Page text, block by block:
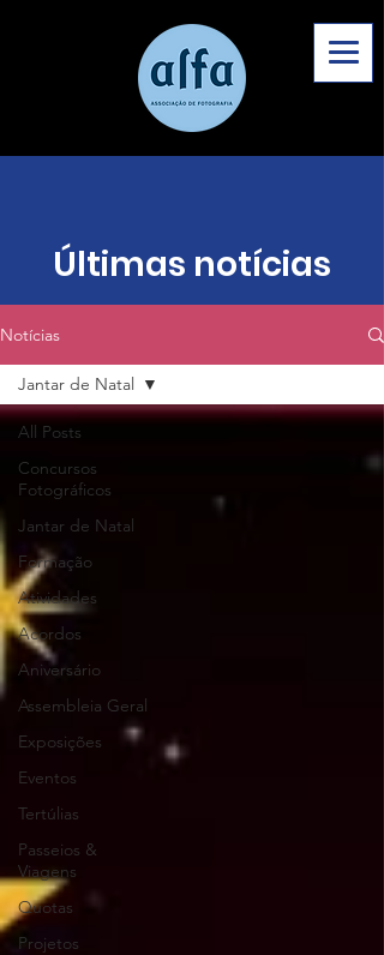
Últimas notícias
Notícias
All Posts
Concursos
Fotográficos
Jantar de Natal
Formação
Atividades
Acordos
Aniversário
Assembleia Geral
Exposições
Eventos
Tertúlias
Passeios &
Viagens
Quotas
Projetos
Jantar de Natal